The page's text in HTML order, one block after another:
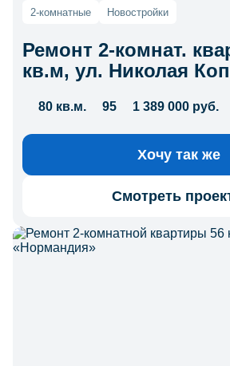
2-комнатные Новостройки
Ремонт 2-комнат.
кв.м, ул. Николая
80 кв.м. 95 1 389 000 руб.
Хочу так же
Смотреть